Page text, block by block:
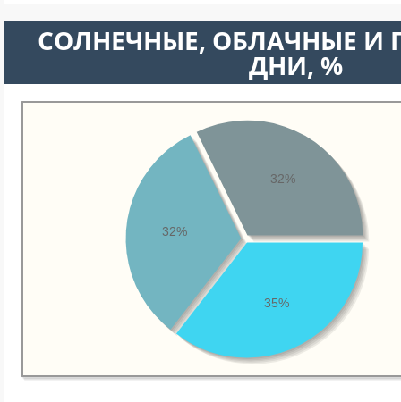
CОЛНЕЧНЫЕ, ОБЛАЧНЫЕ И
ДНИ, %
35%
32%
32%